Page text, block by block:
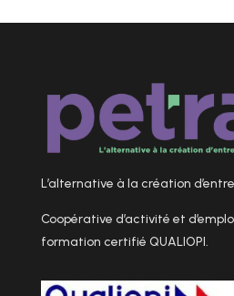
L’alternative à la création
Coopérative d’activité et
formation certifié QUALIOPI.